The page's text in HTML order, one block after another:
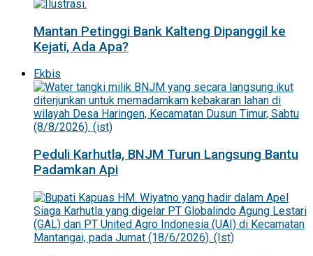
Mantan Petinggi Bank Kalteng Dipanggil ke
Kejati, Ada Apa?
Ekbis
Peduli Karhutla, BNJM Turun Langsung Bantu
Padamkan Api